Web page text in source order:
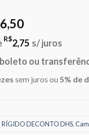
O
atual
é:
R$2,75 s/ juros
ou
sem juros ou 5% de
DECONTO DHS,